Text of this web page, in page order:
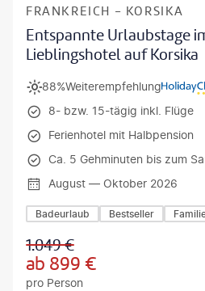
FRANKREICH - KORSIKA
Entspannte Urlaubstage
Lieblingshotel auf Korsika
Weiterempfehlung
88%
8- bzw. 15-tägig inkl. Flüge
Ferienhotel mit Halbpension
Ca. 5 Gehminuten bis zum
August — Oktober 2026
Badeurlaub Bestseller
1.049€
ab 899 €
pro Person